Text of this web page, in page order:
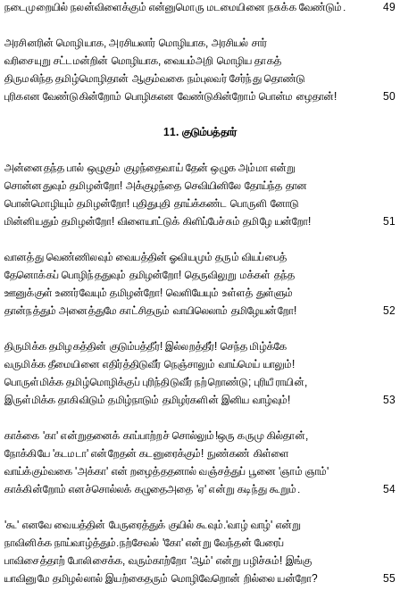
நடைமுறையில் நலன்விளைக்கும் என்னுமொரு மடமையினை நசுக்க வேண்டும்.
49
அரசினரின் மொழியாக, அரசியலார் மொழியாக, அரசியல் சார்
வரிசையுறு சட்டமன்றின் மொழியாக, வையம்அறி மொழிய தாகத்
திருமலிந்த தமிழ்மொழிதான் ஆகும்வகை நம்புலவர் சேர்ந்து தொண்டு
புரிகஎன வேண்டுகின்றோம் பொழிகஎன வேண்டுகின்றோம் பொன்ம ழைதான்!
50
11. குடும்பத்தார்
அன்னைதந்த பால் ஒழுகும் குழந்தைவாய் தேன் ஒழுக அம்மா என்று
சொன்னதுவும் தமிழன்றோ! அக்குழந்தை செவியினிலே தோய்ந்த தான
பொன்மொழியும் தமிழன்றோ! புதிதுபுதி தாய்க்கண்ட பொருளி னோடு
மின்னியதும் தமிழன்றோ! விளையாட்டுக் கிளிப்பேச்சும் தமிழே யன்றோ!
51
வானத்து வெண்ணிலவும் வையத்தின் ஓவியமும் தரும் வியப்பைத்
தேனொக்கப் பொழிந்ததுவும் தமிழன்றோ! தெருவிலுறு மக்கள் தந்த
ஊனுக்குள் உணர்வேயும் தமிழன்றோ! வெளியேயும் உள்ளத் துள்ளும்
தான்நத்தும் அனைத்துமே காட்சிதரும் வாயிலெலாம் தமிழேயன்றோ!
52
திருமிக்க தமிழகத்தின் குடும்பத்தீர்! இல்லறத்தீர்! செந்த மிழ்க்கே
வருமிக்க தீமையினை எதிர்த்திடுவீர் நெஞ்சாலும் வாய்மெய் யாலும்!
பொருள்மிக்க தமிழ்மொழிக்குப் புரிந்திடுவீர் நற்றொண்டு; புரியீ ராயின்,
இருள்மிக்க தாகிவிடும் தமிழ்நாடும் தமிழர்களின் இனிய வாழ்வும்!
53
காக்கை 'கா' என்றுதனைக் காப்பாற்றச் சொல்லும்!ஒரு கருமு கில்தான்,
நோக்கியே 'கடமடா' என்றேதன் கடனுரைக்கும்! நுண்கண் கிள்ளை
வாய்க்கும்வகை 'அக்கா' என் றழைத்ததனால் வஞ்சத்துப் பூனை 'ஞாம் ஞாம்'
காக்கின்றோம் எனச்சொல்லக் கழுதைஅதை 'ஏ' என்று கடிந்து கூறும்.
54
'கூ' எனவே வையத்தின் பேருரைத்துக் குயில் கூவும்.'வாழ் வாழ்' என்று
நாவினிக்க நாய்வாழ்த்தும்.நற்சேவல் 'கோ' என்று வேந்தன் பேரைப்
பாவிசைத்தாற் போலிசைக்க, வரும்காற்றோ 'ஆம்' என்று பழிச்சும்! இங்கு
யாவினுமே தமிழல்லால் இயற்கைதரும் மொழிவேறொன் றில்லை யன்றோ?
55